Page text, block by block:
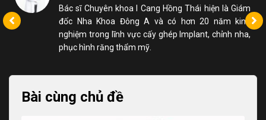
Bác sĩ Chuyên khoa I Cang Hồng Thái hiện là Giám
đốc Nha Khoa Đông A và có hơn 20 năm kinh
nghiệm trong lĩnh vực cấy ghép Implant, chỉnh nha,
phục hình răng thẩm mỹ.
Bài cùng chủ đề